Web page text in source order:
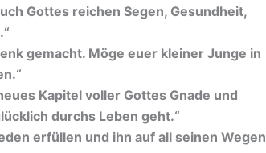
Gottes reichen Segen, Gesundheit,
gemacht. Möge euer kleiner Junge in
Kapitel voller Gottes Gnade und
durchs Leben geht.“
erfüllen und ihn auf all seinen Wegen